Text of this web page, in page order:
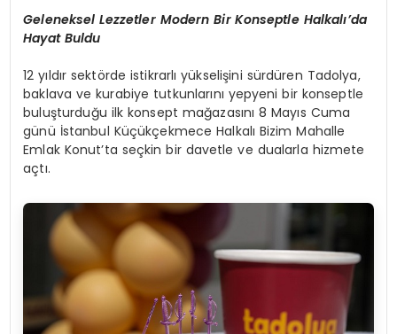
Geleneksel Lezzetler Modern Bir Konseptle Halkalı’da
Hayat Buldu
12 yıldır sektörde istikrarlı yükselişini sürdüren Tadolya,
baklava ve kurabiye tutkunlarını yepyeni bir konseptle
buluşturduğu ilk konsept mağazasını 8 Mayıs Cuma
günü İstanbul Küçükçekmece Halkalı Bizim Mahalle
Emlak Konut’ta seçkin bir davetle ve dualarla hizmete
açtı.